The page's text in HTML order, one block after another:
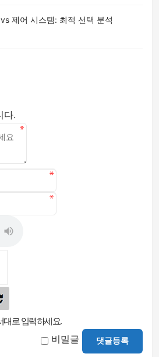
제어 시스템: 최적 선택 분석
다.
대로 입력하세요.
비밀글 댓글등록